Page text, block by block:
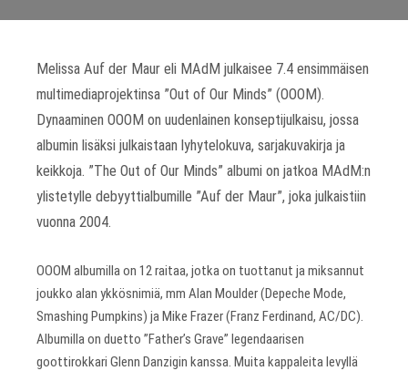
Melissa Auf der Maur eli MAdM julkaisee 7.4 ensimmäisen
multimediaprojektinsa ”Out of Our Minds” (OOOM).
Dynaaminen OOOM on uudenlainen konseptijulkaisu, jossa
albumin lisäksi julkaistaan lyhytelokuva, sarjakuvakirja ja
keikkoja. ”The Out of Our Minds” albumi on jatkoa MAdM:n
ylistetylle debyyttialbumille ”Auf der Maur”, joka julkaistiin
vuonna 2004.
OOOM albumilla on 12 raitaa, jotka on tuottanut ja miksannut
joukko alan ykkösnimiä, mm Alan Moulder (Depeche Mode,
Smashing Pumpkins) ja Mike Frazer (Franz Ferdinand, AC/DC).
Albumilla on duetto ”Father’s Grave” legendaarisen
goottirokkari Glenn Danzigin kanssa. Muita kappaleita levyllä